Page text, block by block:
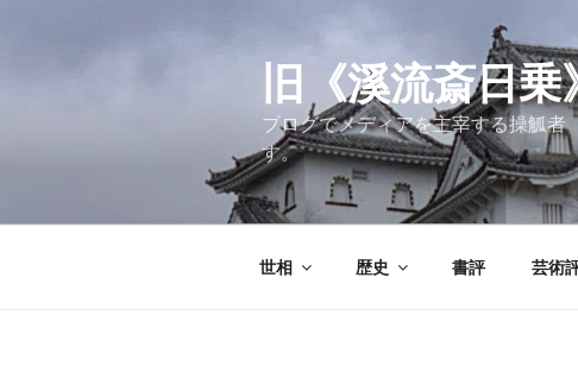
旧《溪流斎日
ブログでメディアを主宰する操觚者
す。
世相 歴史 書評 芸術